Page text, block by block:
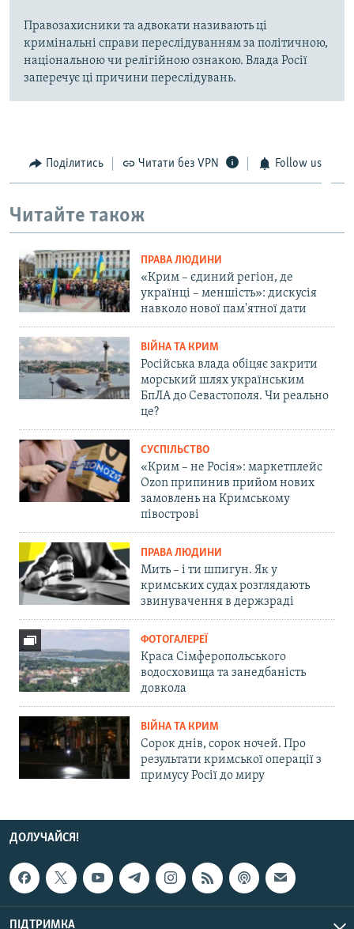
Правозахисники та адвокати називають ці
кримінальні справи переслідуванням за політичною,
національною чи релігійною ознакою. Влада Росії
заперечує ці причини переслідувань.
Поділитись Читати без VPN Follow us
Читайте також
ПРАВА ЛЮДИНИ
«Крим – єдиний регіон, де
українці – меншість»: дискусія
навколо нової пам'ятної дати
ВІЙНА ТА КРИМ
Російська влада обіцяє закрити
морський шлях українським
БпЛА до Севастополя. Чи реально
це?
СУСПІЛЬСТВО
«Крим – не Росія»: маркетплейс
Ozon припинив прийом нових
замовлень на Кримському
півострові
ПРАВА ЛЮДИНИ
Мить – і ти шпигун. Як у
кримських судах розглядають
звинувачення в держзраді
ФОТОГАЛЕРЕЇ
Краса Сімферопольського
водосховища та занедбаність
довкола
ВІЙНА ТА КРИМ
Сорок днів, сорок ночей. Про
результати кримської операції з
примусу Росії до миру
ДОЛУЧАЙСЯ!
ПІДТРИМКА